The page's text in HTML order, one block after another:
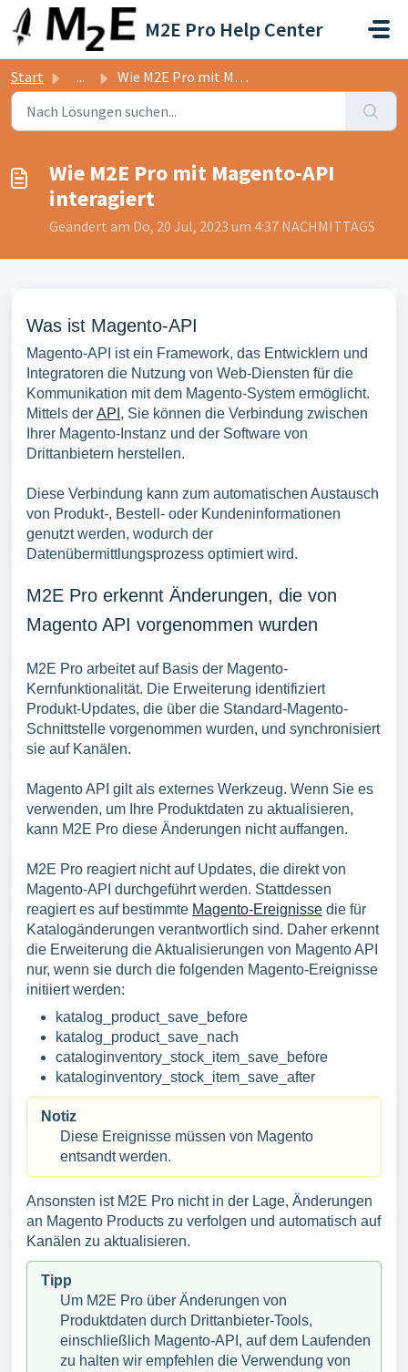
Zum hauptsächlichen Inhalt gehen
M2E Pro Help Center
Start ... Wie M2E Pro mit Magento-API interagiert
Wie M2E Pro mit Magento-API
interagiert
Geändert am Do, 20 Jul, 2023 um 4:37 NACHMITTAGS
Was ist Magento-API
Magento-API ist ein Framework, das Entwicklern und
Integratoren die Nutzung von Web-Diensten für die
Kommunikation mit dem Magento-System ermöglicht.
Mittels der API , Sie können die Verbindung zwischen
Ihrer Magento-Instanz und der Software von
Drittanbietern herstellen.
Diese Verbindung kann zum automatischen Austausch
von Produkt-, Bestell- oder Kundeninformationen
genutzt werden, wodurch der
Datenübermittlungsprozess optimiert wird.
M2E Pro erkennt Änderungen, die von
Magento API vorgenommen wurden
M2E Pro arbeitet auf Basis der Magento-
Kernfunktionalität. Die Erweiterung identifiziert
Produkt-Updates, die über die Standard-Magento-
Schnittstelle vorgenommen wurden, und synchronisiert
sie auf Kanälen.
Magento API gilt als externes Werkzeug. Wenn Sie es
verwenden, um Ihre Produktdaten zu aktualisieren,
kann M2E Pro diese Änderungen nicht auffangen.
M2E Pro reagiert nicht auf Updates, die direkt von
Magento-API durchgeführt werden. Stattdessen
reagiert es auf bestimmte Magento-Ereignisse die für
Katalogänderungen verantwortlich sind. Daher erkennt
die Erweiterung die Aktualisierungen von Magento API
nur, wenn sie durch die folgenden Magento-Ereignisse
initiiert werden:
katalog_product_save_before
katalog_product_save_nach
cataloginventory_stock_item_save_before
kataloginventory_stock_item_save_after
Notiz
Diese Ereignisse müssen von Magento
entsandt werden.
Ansonsten ist M2E Pro nicht in der Lage, Änderungen
an Magento Products zu verfolgen und automatisch auf
Kanälen zu aktualisieren.
Tipp
Um M2E Pro über Änderungen von
Produktdaten durch Drittanbieter-Tools,
einschließlich Magento-API, auf dem Laufenden
zu halten wir empfehlen die Verwendung von